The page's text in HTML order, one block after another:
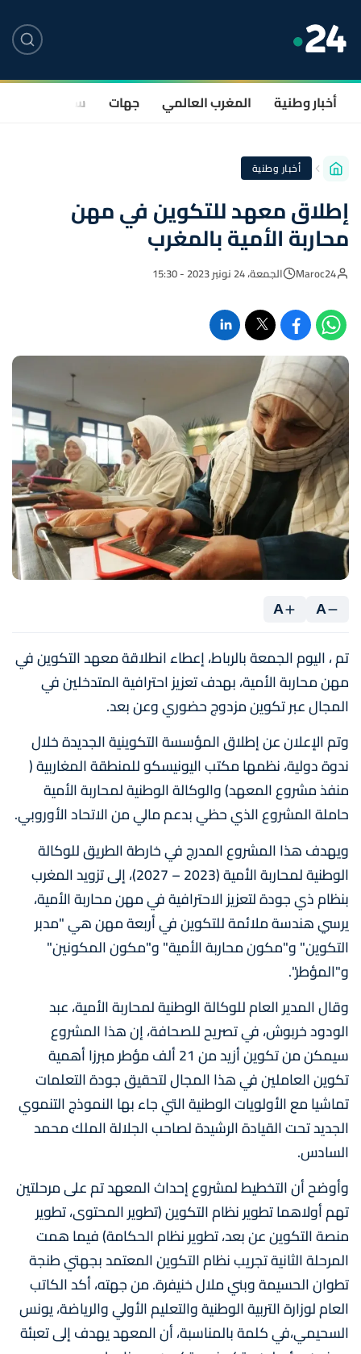
أخبار وطنية المغرب العالمي جهات سياسة
أخبار وطنية
إطلاق معهد للتكوين في مهن
محاربة الأمية بالمغرب
Maroc24 الجمعة، 24 نونبر 2023 - 15:30
A
A
تم ، اليوم الجمعة بالرباط، إعطاء انطلاقة معهد التكوين في
مهن محاربة الأمية، بهدف تعزيز احترافية المتدخلين في
المجال عبر تكوين مزدوج حضوري وعن بعد.
وتم الإعلان عن إطلاق المؤسسة التكوينية الجديدة خلال
ندوة دولية، نظمها مكتب اليونيسكو للمنطقة المغاربية (
منفذ مشروع المعهد) والوكالة الوطنية لمحاربة الأمية
حاملة المشروع الذي حظي بدعم مالي من الاتحاد الأوروبي.
ويهدف هذا المشروع المدرج في خارطة الطريق للوكالة
الوطنية لمحاربة الأمية (2023 – 2027)، إلى تزويد المغرب
بنظام ذي جودة لتعزيز الاحترافية في مهن محاربة الأمية،
يرسي هندسة ملائمة للتكوين في أربعة مهن هي "مدبر
التكوين" و"مكون محاربة الأمية" و"مكون المكونين"
و"المؤطر".
وقال المدير العام للوكالة الوطنية لمحاربة الأمية، عبد
الودود خربوش، في تصريح للصحافة، إن هذا المشروع
سيمكن من تكوين أزيد من 21 ألف مؤطر مبرزا أهمية
تكوين العاملين في هذا المجال لتحقيق جودة التعلمات
تماشيا مع الأولويات الوطنية التي جاء بها النموذج التنموي
الجديد تحت القيادة الرشيدة لصاحب الجلالة الملك محمد
السادس.
وأوضح أن التخطيط لمشروع إحداث المعهد تم على مرحلتين
تهم أولاهما تطوير نظام التكوين (تطوير المحتوى، تطوير
منصة التكوين عن بعد، تطوير نظام الحكامة) فيما همت
المرحلة الثانية تجريب نظام التكوين المعتمد بجهتي طنجة
تطوان الحسيمة وبني ملال خنيفرة. من جهته، أكد الكاتب
العام لوزارة التربية الوطنية والتعليم الأولي والرياضة، يونس
السحيمي،في كلمة بالمناسبة، أن المعهد يهدف إلى تعبئة